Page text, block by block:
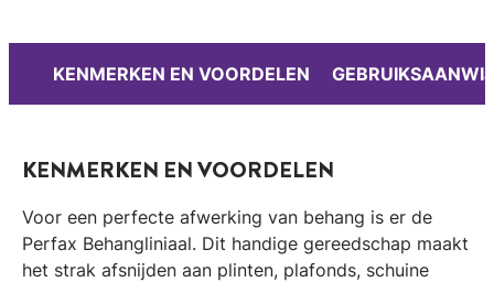
KENMERKEN EN VOORDELEN
KENMERKEN EN VOORDELEN
Voor een perfecte afwerking van behang is er de
Perfax Behangliniaal. Dit handige gereedschap maakt
het strak afsnijden aan plinten, plafonds, schuine